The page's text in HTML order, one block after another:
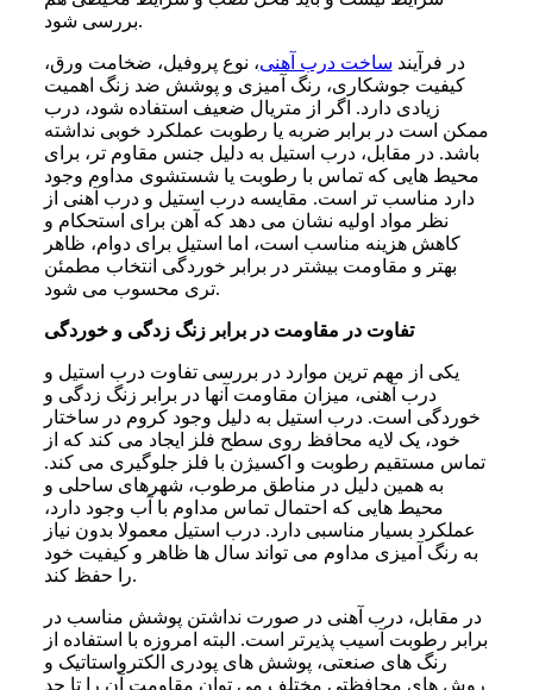
بررسی شود.
در فرآیند ساخت درب آهنی، نوع پروفیل، ضخامت ورق،
کیفیت جوشکاری، رنگ آمیزی و پوشش ضد زنگ اهمیت
زیادی دارد. اگر از متریال ضعیف استفاده شود، درب
ممکن است در برابر ضربه یا رطوبت عملکرد خوبی نداشته
باشد. در مقابل، درب استیل به دلیل جنس مقاوم تر، برای
محیط هایی که تماس با رطوبت یا شستشوی مداوم وجود
دارد مناسب تر است. مقایسه درب استیل و درب آهنی از
نظر مواد اولیه نشان می دهد که آهن برای استحکام و
کاهش هزینه مناسب است، اما استیل برای دوام، ظاهر
بهتر و مقاومت بیشتر در برابر خوردگی انتخاب مطمئن
تری محسوب می شود.
تفاوت در مقاومت در برابر زنگ زدگی و خوردگی
یکی از مهم ترین موارد در بررسی تفاوت درب استیل و
درب آهنی، میزان مقاومت آنها در برابر زنگ زدگی و
خوردگی است. درب استیل به دلیل وجود کروم در ساختار
خود، یک لایه محافظ روی سطح فلز ایجاد می کند که از
تماس مستقیم رطوبت و اکسیژن با فلز جلوگیری می کند.
به همین دلیل در مناطق مرطوب، شهرهای ساحلی و
محیط هایی که احتمال تماس مداوم با آب وجود دارد،
عملکرد بسیار مناسبی دارد. درب استیل معمولا بدون نیاز
به رنگ آمیزی مداوم می تواند سال ها ظاهر و کیفیت خود
را حفظ کند.
در مقابل، درب آهنی در صورت نداشتن پوشش مناسب در
برابر رطوبت آسیب پذیرتر است. البته امروزه با استفاده از
رنگ های صنعتی، پوشش های پودری الکترواستاتیک و
روش های محافظتی مختلف می توان مقاومت آن را تا حد